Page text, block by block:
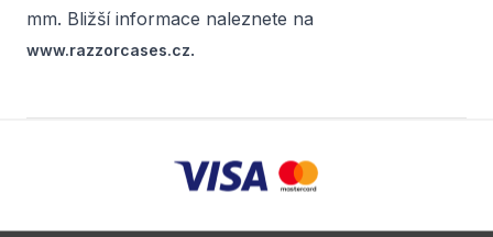
mm. Bližší informace naleznete na
www.razzorcases.cz.